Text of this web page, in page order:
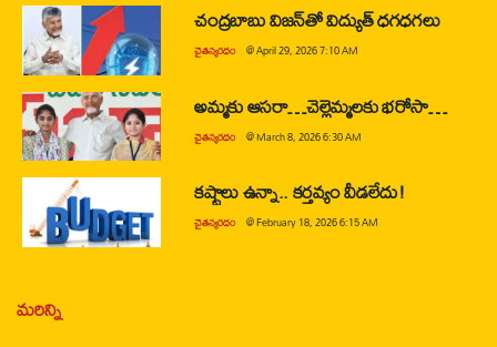
చంద్రబాబు విజన్‌తో విద్యుత్ ధగధగలు
చైతన్యరధం @April 29, 2026 7:10 AM
అమ్మకు ఆసరా…చెల్లెమ్మలకు భరోసా…
చైతన్యరధం @March 8, 2026 6:30 AM
కష్టాలు ఉన్నా.. కర్తవ్యం వీడలేదు!
చైతన్యరధం @February 18, 2026 6:15 AM
మరిన్ని